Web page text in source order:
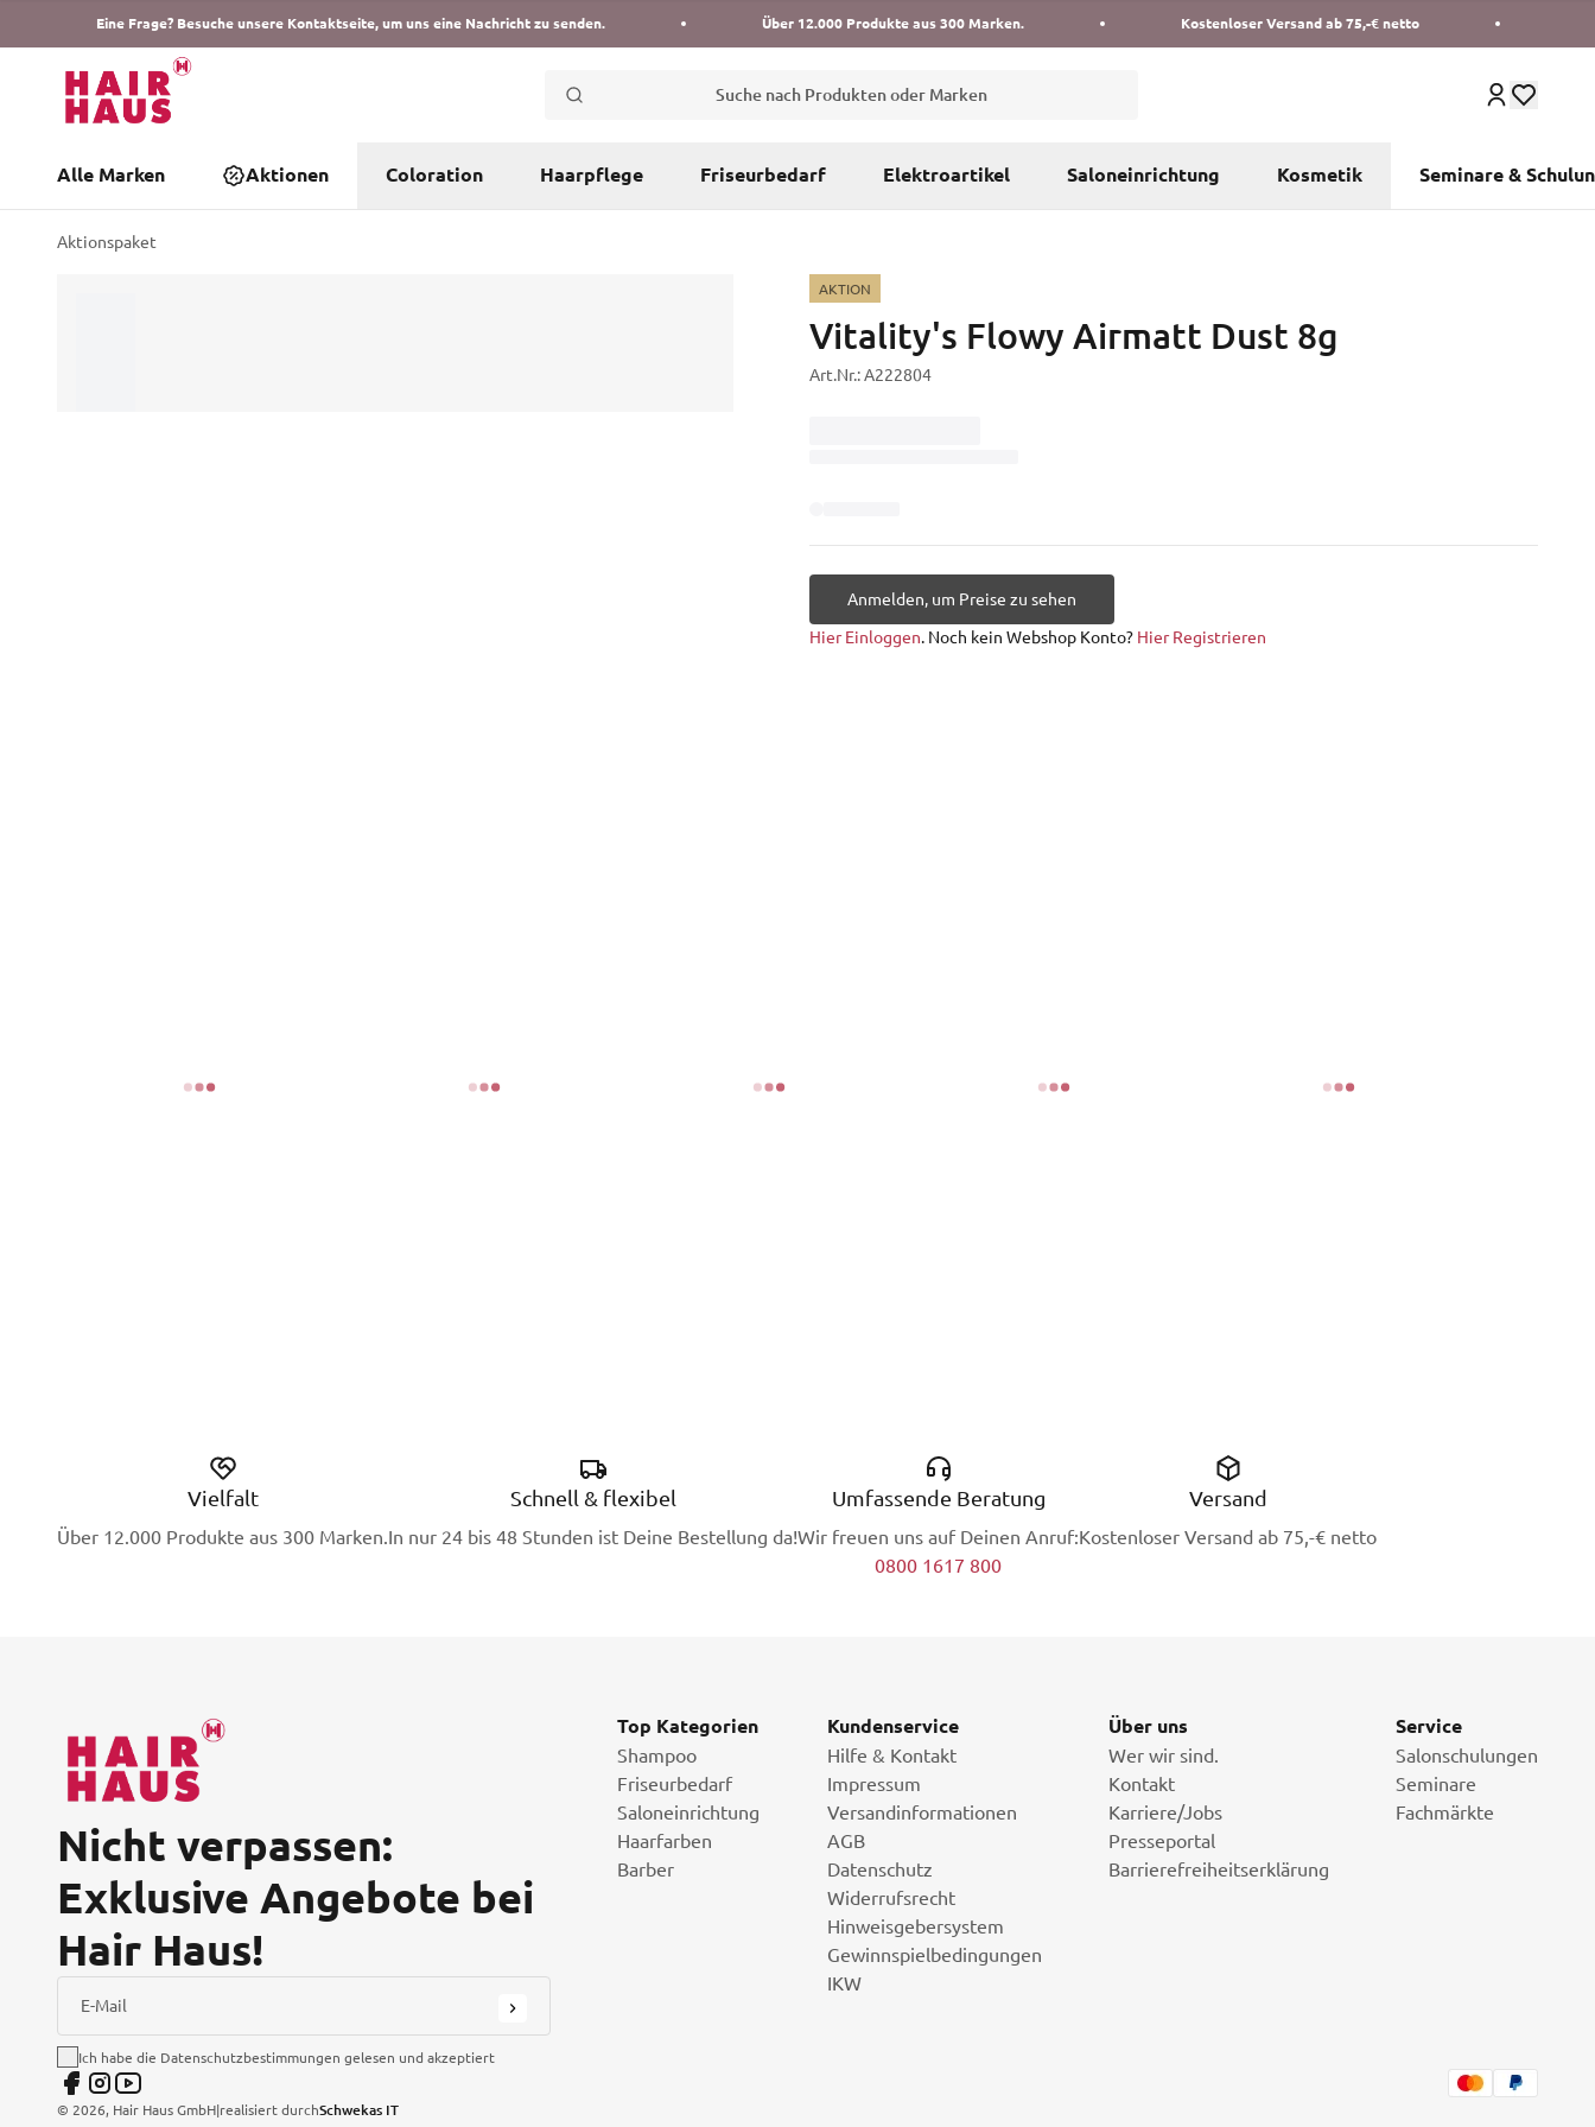
Eine Frage? Besuche unsere Kontaktseite, um uns eine Nachricht zu senden. Über 12.000 Produkte aus 300 Marken. Kostenloser Versand ab 75,-€ netto
Suche nach Produkten oder Marken
Alle Marken Aktionen Coloration Haarpflege Friseurbedarf Elektroartikel Saloneinrichtung Kosmetik Seminare &
Aktionspaket
AKTION
Vitality's Flowy Airmatt Dust 8g
Art.Nr.:A222804
Anmelden, um Preise zu sehen
Hier Einloggen. Noch kein Webshop Konto? Hier Registrieren
Vielfalt
Über 12.000 Produkte aus 300 Marken.
Schnell & flexibel
In nur 24 bis 48 Stunden ist Deine Bestellung da!
Umfassende Beratung
Wir freuen uns auf Deinen Anruf:
0800 1617 800
Versand
Kostenloser Versand ab 75,-€ netto
Nicht verpassen:
Exklusive Angebote bei
Hair Haus!
E-Mail
Ich habe die Datenschutzbestimmungen gelesen und akzeptiert
Top Kategorien
Shampoo
Friseurbedarf
Saloneinrichtung
Haarfarben
Barber
Kundenservice
Hilfe & Kontakt
Impressum
Versandinformationen
AGB
Datenschutz
Widerrufsrecht
Hinweisgebersystem
Gewinnspielbedingungen
IKW
Über uns
Wer wir sind.
Kontakt
Karriere/Jobs
Presseportal
Barrierefreiheitserklärung
Service
Salonschulungen
Seminare
Fachmärkte
© 2026, Hair Haus GmbH|realisiert durchSchwekas IT